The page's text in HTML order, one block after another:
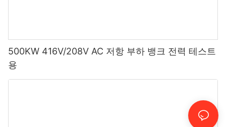
500KW 416V/208V AC 저항 부하 뱅크 전력 테스트
용